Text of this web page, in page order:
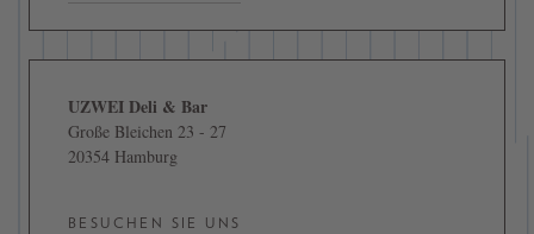
UZWEI Deli & Bar
Große Bleichen 23 - 27
20354 Hamburg
BESUCHEN SIE UNS